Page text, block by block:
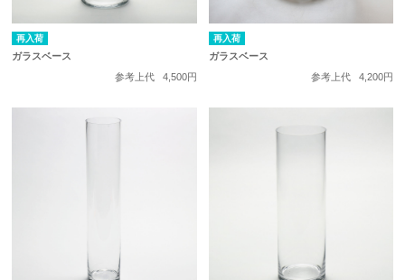
再入荷
ガラスベース
参考上代
4,500円
再入荷
ガラスベース
参考上代
4,200円